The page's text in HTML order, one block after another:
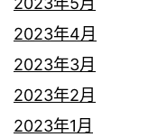
2023年4月
2023年3月
2023年2月
2023年1月